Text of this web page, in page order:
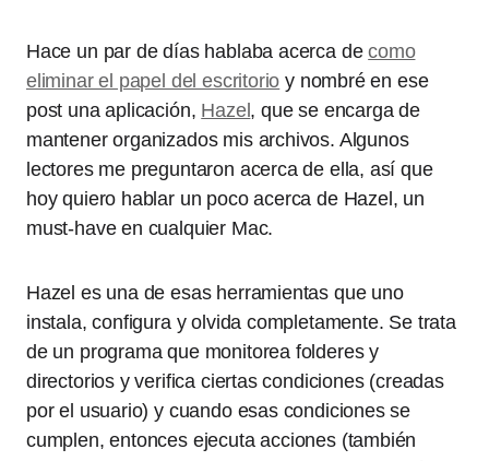
Hace un par de días hablaba acerca decomo
eliminar el papel del escritorio y nombré en ese
post una aplicación, Hazel , que se encarga de
mantener organizados mis archivos. Algunos
lectores me preguntaron acerca de ella, así que
hoy quiero hablar un poco acerca de Hazel, un
must-have en cualquier Mac.
Hazel es una de esas herramientas que uno
instala, configura y olvida completamente. Se trata
de un programa que monitorea folderes y
directorios y verifica ciertas condiciones (creadas
por el usuario) y cuando esas condiciones se
cumplen, entonces ejecuta acciones (también